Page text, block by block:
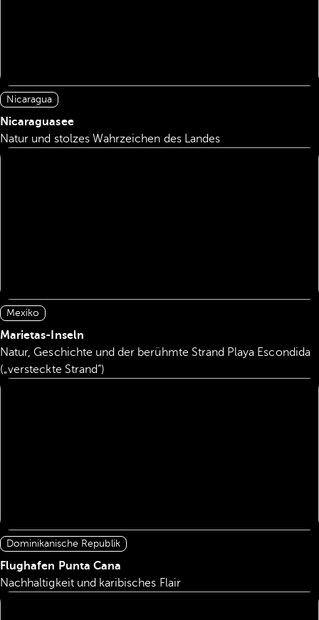
Nicaragua
Nicaraguasee
Natur und stolzes Wahrzeichen des Landes
Mexiko
Marietas-Inseln
Natur, Geschichte und der berühmte Strand Playa Escondida
(„versteckte Strand“)
Dominikanische Republik
Flughafen Punta Cana
Nachhaltigkeit und karibisches Flair